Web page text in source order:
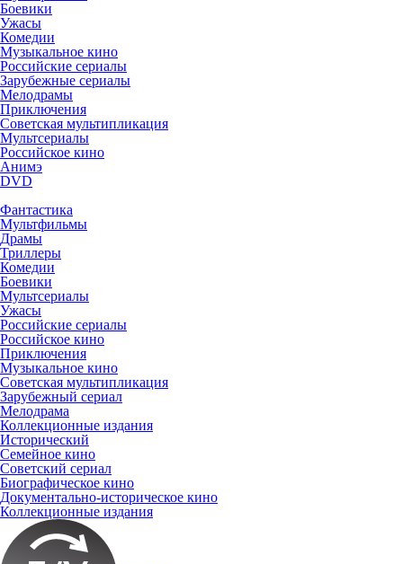
Боевики
Ужасы
Комедии
Музыкальное кино
Российские сериалы
Зарубежные сериалы
Мелодрамы
Приключения
Советская мультипликация
Мультсериалы
Российское кино
Анимэ
DVD
Фантастика
Мультфильмы
Драмы
Триллеры
Комедии
Боевики
Мультсериалы
Ужасы
Российские сериалы
Российское кино
Приключения
Музыкальное кино
Советская мультипликация
Зарубежный сериал
Мелодрама
Коллекционные издания
Исторический
Семейное кино
Советский сериал
Биографическое кино
Документально-историческое кино
Коллекционные издания